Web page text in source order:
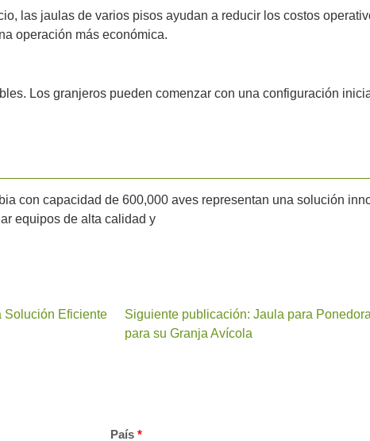
las jaulas de varios pisos ayudan a reducir los costos
operación más económica.
Los granjeros pueden comenzar con una configuración
con capacidad de 600,000 aves representan una solución
equipos de alta calidad y
Solución Eficiente
Siguiente publicación: Jaula para
para su Granja Avícola
País*